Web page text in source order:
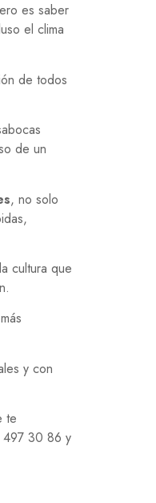
es saber
el clima
de todos
de un
, no solo
cultura que
y con
te
497 30 86 y